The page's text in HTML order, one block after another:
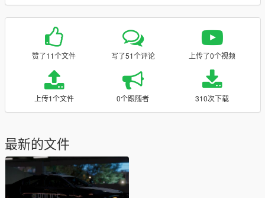
赞了11个文件 写了51个评论 上传了0个视频
上传1个文件 0个跟随者 310次下载
最新的文件